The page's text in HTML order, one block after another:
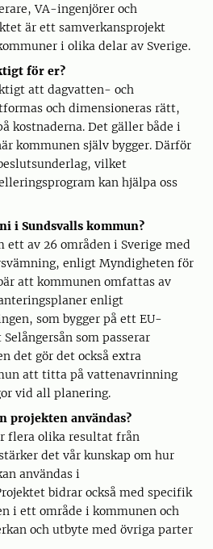
VA-ingenjörer och
är ett samverkansprojekt
i olika delar av Sverige.
för er?
att dagvatten- och
och dimensioneras rätt,
kostnaderna. Det gäller både i
kommunen själv bygger. Därför
vilket
kan hjälpa oss
i Sundsvalls kommun?
av 26 områden i Sverige med
enligt Myndigheten för
att kommunen omfattas av
enligt
som bygger på ett EU-
som passerar
det gör det också extra
att titta på vattenavrinning
vid all planering.
projekten användas?
flera olika resultat från
det vår kunskap om hur
användas i
bidrar också med specifik
i ett område i kommunen och
och utbyte med övriga parter